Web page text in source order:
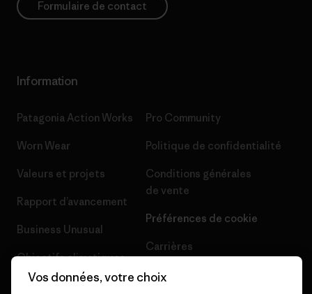
Formulaire de contact
Information
Patagonia Action Works
Worn Wear
Valeurs et projets
Rapport d’avancement
Business Unusual
Objectifs climatiques
1% For The Planet
Pro Community
Politique de confidentialité
Conditions générales
de vente
Préférences de cookie
Carrières
Presse et media
Vos données, votre choix